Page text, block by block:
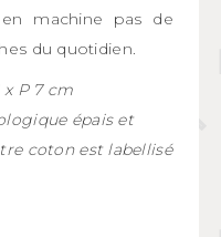
machine pas de
du quotidien.
x P 7 cm
épais et
coton est labellisé